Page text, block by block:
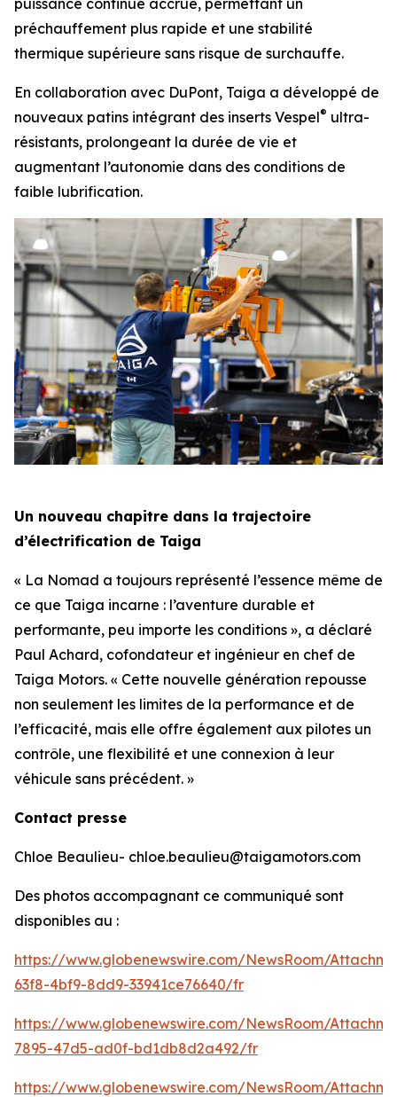
puissance continue accrue, permettant un
préchauffement plus rapide et une stabilité
thermique supérieure sans risque de surchauffe.
En collaboration avec DuPont, Taiga a développé de
nouveaux patins intégrant des inserts Vespel® ultra-
résistants, prolongeant la durée de vie et
augmentant l’autonomie dans des conditions de
faible lubrification.
Un nouveau chapitre dans la trajectoire
d’électrification de Taiga
« La Nomad a toujours représenté l’essence même de
ce que Taiga incarne : l’aventure durable et
performante, peu importe les conditions », a déclaré
Paul Achard, cofondateur et ingénieur en chef de
Taiga Motors. « Cette nouvelle génération repousse
non seulement les limites de la performance et de
l’efficacité, mais elle offre également aux pilotes un
contrôle, une flexibilité et une connexion à leur
véhicule sans précédent. »
Contact presse
Chloe Beaulieu- chloe.beaulieu@taigamotors.com
Des photos accompagnant ce communiqué sont
disponibles au :
https://www.globenewswire.com/NewsRoom/
63f8-4bf9-8dd9-33941ce76640/fr
https://www.globenewswire.com/NewsRoom/
7895-47d5-ad0f-bd1db8d2a492/fr
https://www.globenewswire.com/NewsRoom/